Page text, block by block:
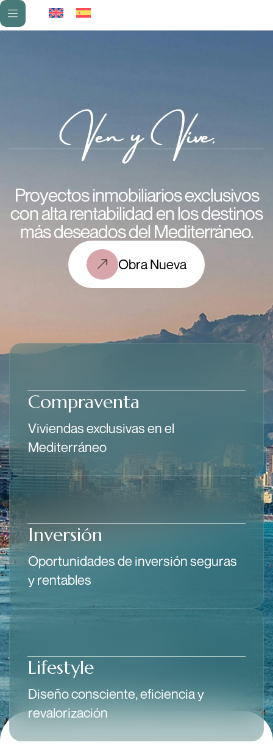
Ven y Vive.
Proyectos inmobiliarios exclusivos
con alta rentabilidad en los destinos
más deseados del Mediterráneo.
Obra Nueva
Compraventa
Viviendas exclusivas en el
Mediterráneo
Inversión
Oportunidades de inversión seguras
y rentables
Lifestyle
Diseño consciente, eficiencia y
revalorización